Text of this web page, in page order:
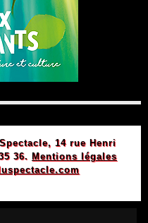
14 rue Henri
36. Mentions légales